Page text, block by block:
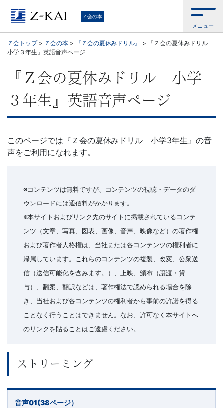
学
習
参
書
ら、
書、
児・
生
け
Ｚ会の本
メニュー
Ｚ会トップ> Ｚ会の本 > 『Ｚ会の夏休みドリル』 >
『Ｚ会の夏休みドリル
小学３年生』英語音声ページ
『Ｚ会の夏休みドリル 小学
３年生』英語音声ページ
このページでは『Ｚ会の夏休みドリル 小学3年生』の音
声をご利用になれます。
※コンテンツは無料ですが、コンテンツの視聴・データのダ
ウンロードには通信料がかかります。
※本サイトおよびリンク先のサイトに掲載されているコンテ
ンツ（文章、写真、図表、画像、音声、映像など）の著作権
および著作者人格権は、当社または各コンテンツの権利者に
帰属しています。これらのコンテンツの複製、改変、公衆送
信（送信可能化を含みます。）、上映、頒布（譲渡・貸
与）、翻案、翻訳などは、著作権法で認められる場合を除
き、当社および各コンテンツの権利者から事前の許諾を得る
ことなく行うことはできません。なお、許可なく本サイトへ
のリンクを貼ることはご遠慮ください。
ストリーミング
音声01(38ページ）